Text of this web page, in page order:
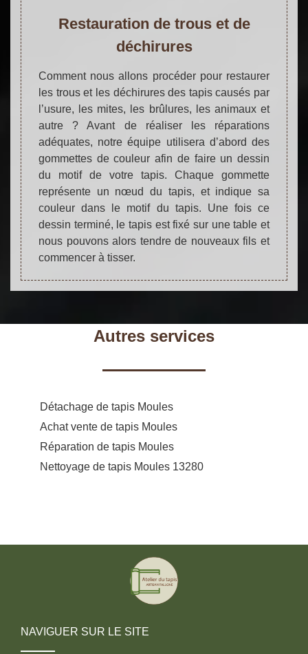
Restauration de trous et de
déchirures
Comment nous allons procéder pour restaurer
les trous et les déchirures des tapis causés par
l’usure, les mites, les brûlures, les animaux et
autre ? Avant de réaliser les réparations
adéquates, notre équipe utilisera d’abord des
gommettes de couleur afin de faire un dessin
du motif de votre tapis. Chaque gommette
représente un nœud du tapis, et indique sa
couleur dans le motif du tapis. Une fois ce
dessin terminé, le tapis est fixé sur une table et
nous pouvons alors tendre de nouveaux fils et
commencer à tisser.
Autres services
Détachage de tapis Moules
Achat vente de tapis Moules
Réparation de tapis Moules
Nettoyage de tapis Moules 13280
NAVIGUER SUR LE SITE